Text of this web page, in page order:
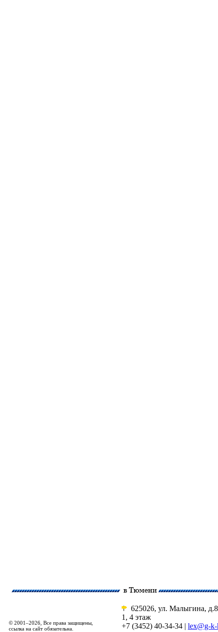
© 2001–2026, Все права защищены,
ссылка на сайт обязательна.
625026, ул. Малыгина,
1, 4 этаж
+7 (3452) 40-34-34 | lex@g-